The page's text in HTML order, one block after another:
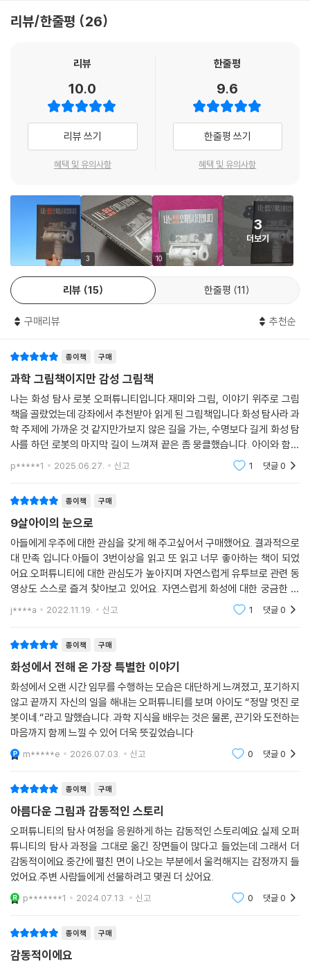
오퍼튜니티의 ‘마음’으로 글을 쓰고, 오퍼튜니티의 ‘끈기’로 그림을 그리
아무도 없는 행성에 정말 나 혼자만 있다면 어떤 기분일까? 지금 오퍼튜니
티는 기분이 어떨까? 지금 오퍼튜티니는 어떤 생각을 할까? 이현 작가는
이 마음을 작가의 놀라운 상상력으로 오퍼튜니티에게 불어넣었다. 오퍼튜
니티가 내레이션을 읊조리듯, 조근조근 하루의 일과를 들려주는 방식은,
프와 연필로 한 땀 한 땀 정성을 다해 오퍼튜니티의 하루하루를 그려 냈다.
마치 오퍼튜니티가 화성을 꼼꼼히 탐사하듯, 섬세하고 경건하고, 쓸쓸한
모든 것이 고스란히 묻어 있다. 그 세밀함과 섬세함은 광활한 화성에서 먼
지 같은 오퍼튜니티의 작은 존재에 생명을 불어넣는다.
화성 역사의 새로운 페이지를 장식했던 오퍼튜니티!
수고했어, 고마웠어 오퍼튜니티! 이제 안녕!
2018년 6월 10일, 모래 폭풍에 뒤덮인 오퍼튜니티와 연락이 두절됐다. 미
의 신호를 보냈지만 2019년 2월 13일, 오퍼튜니티는 아무런 대답 없이 모
든 작동을 멈췄다.
화성 탐사 로봇 오퍼튜니티 임무 종료
이 책 작업을 시작할 때까지만 해도 오퍼튜니티는 화성을 탐사하고 있었
다. 물론 시간이 오래 흘러 점점 기억나는 것도 없고, 지구에서 보내는 메시
티는 임무 종료 그날까지, 탐사를 포기하지 않았다. ‘기회’라는 뜻을 가진
기회를 얻고, 화성에 가서도 새로운 탐험의 기회를 놓칠 수 없다며 용감하
게 조금씩 천천히 앞으로 나아갔다.
미지의 세계를 탐험하는 것을 설레고 두려운 일이다. 우주 어딘가 새로운
생명체가 있을지도 모른다는 생각은 그 생각만으로도 가슴 설레는 일이다.
오퍼튜니티는 그 설렘과 두려움, 그리고 도전의 기쁨을 이 책을 통해 보여
탐사 로봇 오퍼튜니티! 아무도 와 보지 못한 길을 나아가며, 자신이 지나온
길에 자부심을 느끼며, 모든 에너지가 고갈되는 순간까지, 자신의 임무를
끝까지 완수했던 우리의 멋진 친구다.
리뷰/한줄평 26
리뷰
10.0
리뷰 쓰기
혜택 및 유의사항
한줄평
9.6
한줄평 쓰기
혜택 및 유의사항
3 10
3
더보기
리뷰 15 한줄평 11
구매리뷰 추천순
종이책 구매
과학 그림책이지만 감성 그림책
나는 화성 탐사 로봇 오퍼튜니티입니다.재미와 그림, 이야기 위주로 그림
책을 골랐었는데 강좌에서 추천받아 읽게 된 그림책입니다.화성 탐사라 과
학 주제에 가까운 것 같지만가보지 않은 길을 가는, 수명보다 길게 화성 탐
사를 하던 로봇의 마지막 길이 느껴져 끝은 좀 뭉클했습니다. 아이와 함께
읽으려고 샀는데 제가 더 좋았던 그림책이에요.
p*****1 2025.06.27. 신고 1 댓글0
종이책 구매
9살아이의 눈으로
아들에게 우주에 대한 관심을 갖게 해 주고싶어서 구매했어요. 결과적으로
대 만족 입니다.아들이 3번이상을 읽고 또 읽고 너무 좋아하는 책이 되었
어요.오퍼튜니티에 대한 관심도가 높아지며 자연스럽게 유투브로 관련 동
영상도 스스로 즐겨 찾아보고 있어요. 자연스럽게 화성에 대한 궁금한 부
분도 스스로 찾아가며 학습도 하네요. ^^생활속에서도 아이가 산책하다
하늘 한번 보며 화
j****a 2022.11.19. 신고 1 댓글0
종이책 구매
화성에서 전해 온 가장 특별한 이야기
화성에서 오랜 시간 임무를 수행하는 모습은 대단하게 느껴졌고, 포기하지
않고 끝까지 자신의 일을 해내는 오퍼튜니티를 보며 아이도 “정말 멋진 로
봇이네.“라고 말했습니다. 과학 지식을 배우는 것은 물론, 끈기와 도전하는
마음까지 함께 느낄 수 있어 더욱 뜻깊었습니다
m*****e 2026.07.03. 신고 0 댓글0
종이책 구매
아름다운 그림과 감동적인 스토리
오퍼튜니티의 탐사 여정을 응원하게 하는 감동적인 스토리예요.실제 오퍼
튜니티의 탐사 과정을 그대로 옮긴 장면들이 많다고 들었는데 그래서 더
감동적이에요.중간에 펼친 면이 나오는 부분에서 울컥해지는 감정까지 들
었어요.주변 사람들에게 선물하려고 몇권 더 샀어요.
p*******1 2024.07.13. 신고 0 댓글0
종이책 구매
감동적이에요